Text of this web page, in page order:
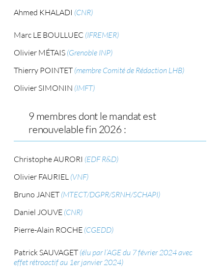
Ahmed KHALADI (CNR)
Marc LE BOULLUEC (IFREMER)
Olivier MÉTAIS (Grenoble INP)
Thierry POINTET (membre Comité de Rédaction LHB)
Olivier SIMONIN (IMFT)
9 membres dont le mandat est
renouvelable fin 2026 :
Christophe AURORI (EDF R&D)
Olivier FAURIEL (VNF)
Bruno JANET (MTECT/DGPR/SRNH/SCHAPI)
Daniel JOUVE (CNR)
Pierre-Alain ROCHE (CGEDD)
Patrick SAUVAGET (élu par l’AGE du 7 février 2024 avec
effet rétroactif au 1er janvier 2024)